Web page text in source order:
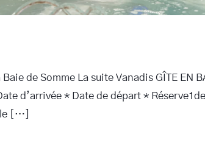
de Somme La suite Vanadis GÎTE EN
d’arrivée * Date de départ *
[…]